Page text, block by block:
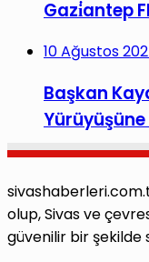
Gazi̇antep
10 Ağustos
Başkan
olup, Sivas ve
güvenilir bir şekilde